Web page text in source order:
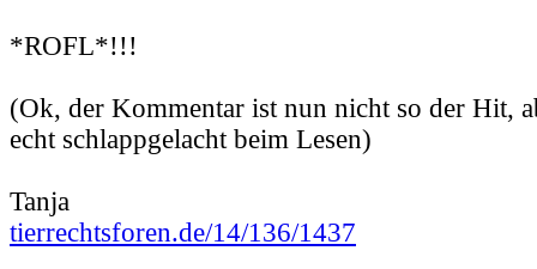
*ROFL*!!!
(Ok, der Kommentar ist nun nicht so der Hit,
echt schlappgelacht beim Lesen)
Tanja
tierrechtsforen.de/14/136/1437